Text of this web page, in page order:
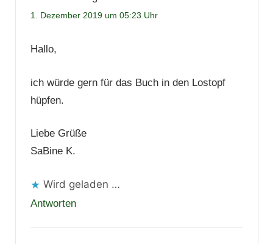
1. Dezember 2019 um 05:23 Uhr
Hallo,
ich würde gern für das Buch in den Lostopf
hüpfen.
Liebe Grüße
SaBine K.
Wird geladen …
Antworten